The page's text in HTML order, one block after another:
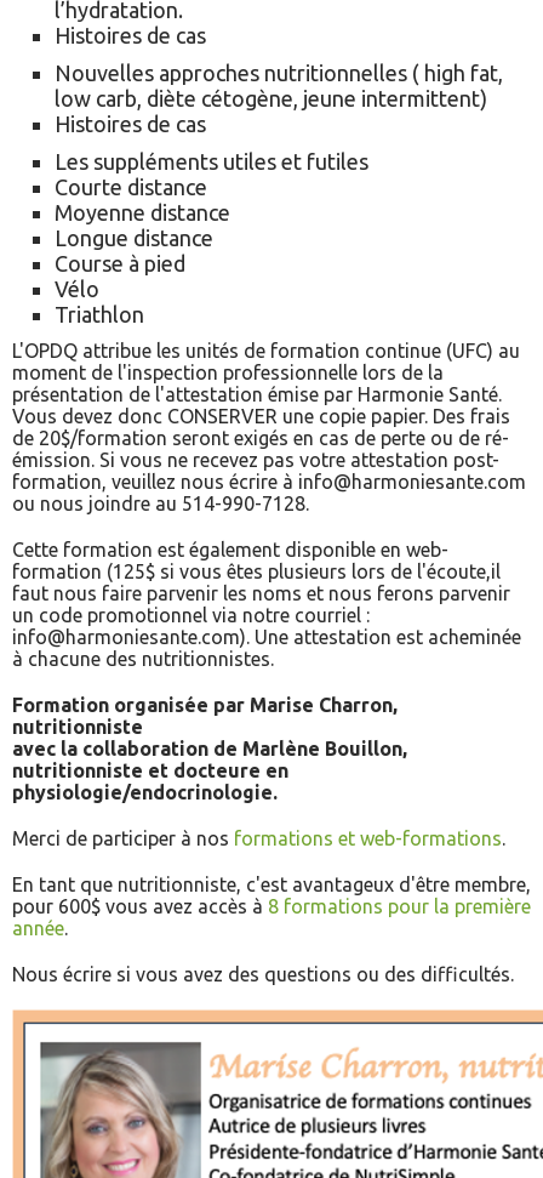
l’hydratation.
Histoires de cas
Nouvelles approches nutritionnelles ( high fat,
low carb, diète cétogène, jeune intermittent)
Histoires de cas
Les suppléments utiles et futiles
Courte distance
Moyenne distance
Longue distance
Course à pied
Vélo
Triathlon
L'OPDQ attribue les unités de formation continue (UFC) au
moment de l'inspection professionnelle lors de la
présentation de l'attestation émise par Harmonie Santé.
Vous devez donc CONSERVER une copie papier. Des frais
de 20$/formation seront exigés en cas de perte ou de ré-
émission. Si vous ne recevez pas votre attestation post-
formation, veuillez nous écrire à info@harmoniesante.com
ou nous joindre au 514-990-7128.
Cette formation est également disponible en web-
formation (125$ si vous êtes plusieurs lors de l'écoute,il
faut nous faire parvenir les noms et nous ferons parvenir
un code promotionnel via notre courriel :
info@harmoniesante.com). Une attestation est acheminée
à chacune des nutritionnistes.
Formation organisée par Marise Charron,
nutritionniste
avec la collaboration de Marlène Bouillon,
nutritionniste et docteure en
physiologie/endocrinologie.
Merci de participer à nos formations et web-formations.
En tant que nutritionniste, c'est avantageux d'être membre,
pour 600$ vous avez accès à 8 formations pour la première
année.
Nous écrire si vous avez des questions ou des difficultés.